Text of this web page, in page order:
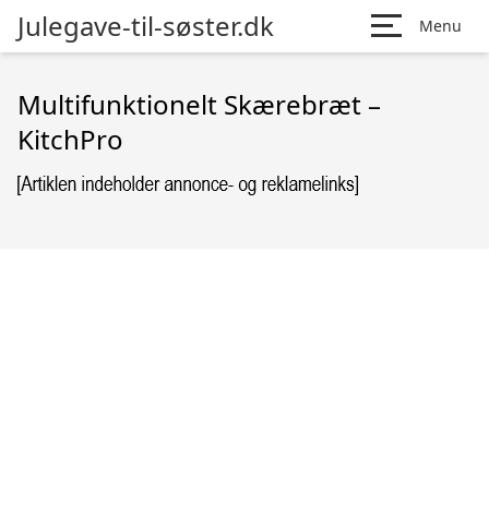
Julegave-til-søster.dk Menu
Multifunktionelt Skærebræt –
KitchPro